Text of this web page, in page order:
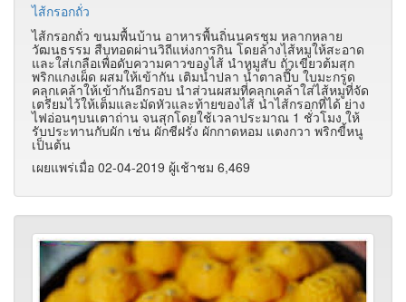
ไส้กรอกถั่ว
ไส้กรอกถั่ว ขนมพื้นบ้าน อาหารพื้นถิ่นนครชุม หลากหลาย
วัฒนธรรม สืบทอดผ่านวิถีแห่งการกิน โดยล้างไส้หมูให้สะอาด
และใส่เกลือเพื่อดับความคาวของไส้ นำหมูสับ ถั่วเขียวต้มสุก
พริกแกงเผ็ด ผสมให้เข้ากัน เติมน้ำปลา น้ำตาลปี๊บ ใบมะกรูด
คลุกเคล้าให้เข้ากันอีกรอบ นำส่วนผสมที่คลุกเคล้าใส่ไส้หมูที่จัด
เตรียมไว้ให้เต็มและมัดหัวและท้ายของไส้ นำไส้กรอกที่ได้ ย่าง
ไฟอ่อนๆบนเตาถ่าน จนสุกโดยใช้เวลาประมาณ 1 ชั่วโมง ให้
รับประทานกับผัก เช่น ผักชีฝรั่ง ผักกาดหอม แตงกวา พริกขี้หนู
เป็นต้น
เผยแพร่เมื่อ 02-04-2019 ผู้เช้าชม 6,469